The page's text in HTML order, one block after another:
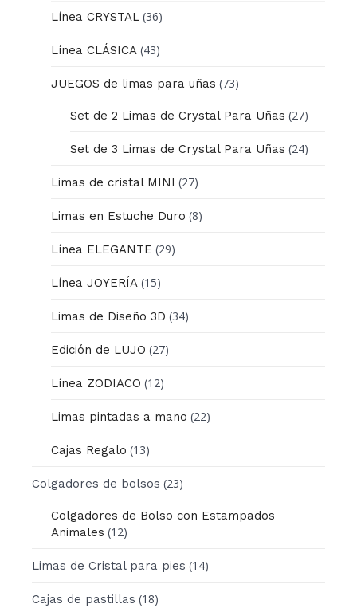
Línea CRYSTAL (36)
Línea CLÁSICA (43)
JUEGOS de limas para uñas (73)
Set de 2 Limas de Crystal Para Uñas (27)
Set de 3 Limas de Crystal Para Uñas (24)
Limas de cristal MINI (27)
Limas en Estuche Duro (8)
Línea ELEGANTE (29)
Línea JOYERÍA (15)
Limas de Diseño 3D (34)
Edición de LUJO (27)
Línea ZODIACO (12)
Limas pintadas a mano (22)
Cajas Regalo (13)
Colgadores de bolsos (23)
Colgadores de Bolso con Estampados
Animales (12)
Limas de Cristal para pies (14)
Cajas de pastillas (18)